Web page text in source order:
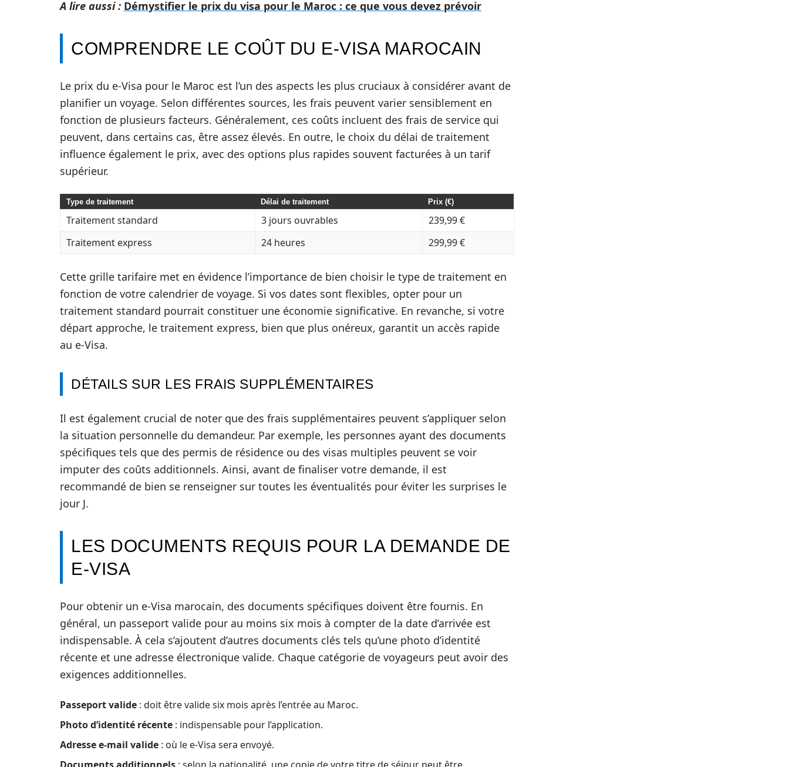
A lire aussi : Démystifier le prix du visa pour le Maroc : ce que vous devez prévoir
COMPRENDRE LE COÛT DU E-VISA MAROCAIN
Le prix du e-Visa pour le Maroc est l’un des aspects les plus cruciaux à considérer avant de
planifier un voyage. Selon différentes sources, les frais peuvent varier sensiblement en
fonction de plusieurs facteurs. Généralement, ces coûts incluent des frais de service qui
peuvent, dans certains cas, être assez élevés. En outre, le choix du délai de traitement
influence également le prix, avec des options plus rapides souvent facturées à un tarif
supérieur.
Type de traitement Délai de traitement Prix (€)
Traitement standard 3 jours ouvrables
239,99 €
Traitement express
24 heures 299,99 €
Cette grille tarifaire met en évidence l’importance de bien choisir le type de traitement en
fonction de votre calendrier de voyage. Si vos dates sont flexibles, opter pour un
traitement standard pourrait constituer une économie significative. En revanche, si votre
départ approche, le traitement express, bien que plus onéreux, garantit un accès rapide
au e-Visa.
DÉTAILS SUR LES FRAIS SUPPLÉMENTAIRES
Il est également crucial de noter que des frais supplémentaires peuvent s’appliquer selon
la situation personnelle du demandeur. Par exemple, les personnes ayant des documents
spécifiques tels que des permis de résidence ou des visas multiples peuvent se voir
imputer des coûts additionnels. Ainsi, avant de finaliser votre demande, il est
recommandé de bien se renseigner sur toutes les éventualités pour éviter les surprises le
jour J.
LES DOCUMENTS REQUIS POUR LA DEMANDE DE
E-VISA
Pour obtenir un e-Visa marocain, des documents spécifiques doivent être fournis. En
général, un passeport valide pour au moins six mois à compter de la date d’arrivée est
indispensable. À cela s’ajoutent d’autres documents clés tels qu’une photo d’identité
récente et une adresse électronique valide. Chaque catégorie de voyageurs peut avoir des
exigences additionnelles.
Passeport valide : doit être valide six mois après l’entrée au Maroc.
Photo d’identité récente : indispensable pour l’application.
Adresse e-mail valide : où le e-Visa sera envoyé.